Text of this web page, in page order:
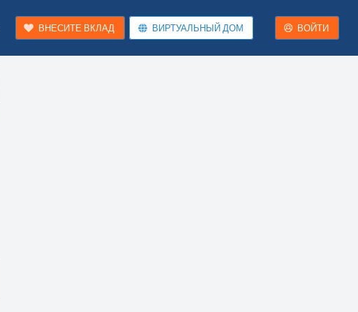
ВНЕСИТЕ ВКЛАД ВИРТУАЛЬНЫЙ ДОМ ВОЙТИ